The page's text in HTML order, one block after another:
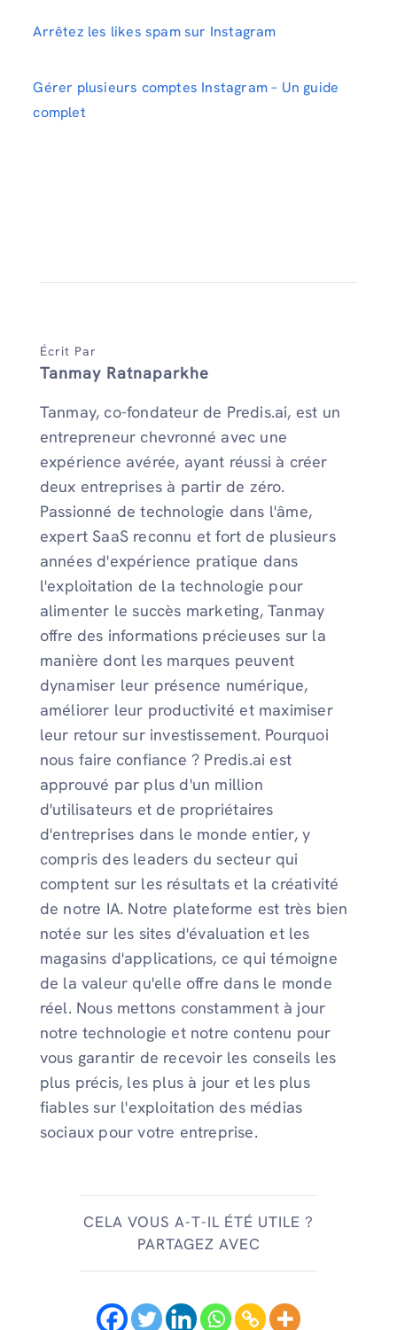
Arrêtez les likes spam sur Instagram
Gérer plusieurs comptes Instagram – Un guide
complet
Écrit Par
Tanmay Ratnaparkhe
Tanmay, co-fondateur de Predis.ai, est un
entrepreneur chevronné avec une
expérience avérée, ayant réussi à créer
deux entreprises à partir de zéro.
Passionné de technologie dans l'âme,
expert SaaS reconnu et fort de plusieurs
années d'expérience pratique dans
l'exploitation de la technologie pour
alimenter le succès marketing, Tanmay
offre des informations précieuses sur la
manière dont les marques peuvent
dynamiser leur présence numérique,
améliorer leur productivité et maximiser
leur retour sur investissement. Pourquoi
nous faire confiance ? Predis.ai est
approuvé par plus d'un million
d'utilisateurs et de propriétaires
d'entreprises dans le monde entier, y
compris des leaders du secteur qui
comptent sur les résultats et la créativité
de notre IA. Notre plateforme est très bien
notée sur les sites d'évaluation et les
magasins d'applications, ce qui témoigne
de la valeur qu'elle offre dans le monde
réel. Nous mettons constamment à jour
notre technologie et notre contenu pour
vous garantir de recevoir les conseils les
plus précis, les plus à jour et les plus
fiables sur l'exploitation des médias
sociaux pour votre entreprise.
CELA VOUS A-T-IL ÉTÉ UTILE ?
PARTAGEZ AVEC